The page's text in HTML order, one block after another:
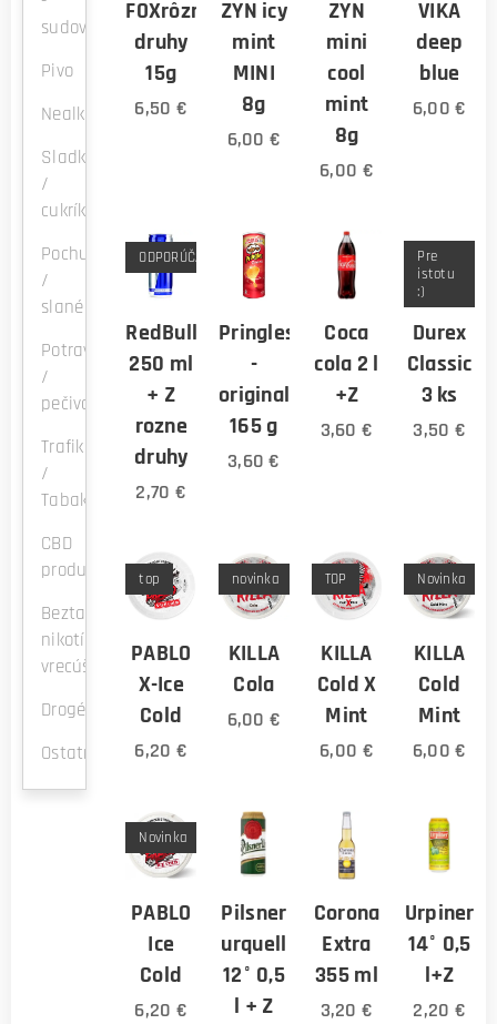
sudové
Pivo
Nealko
Sladkosti
/
cukríky
Pochutiny
/
slané
Potraviny
/
pečivo
Trafika
/
Tabak
CBD
produkty
Beztabakové
nikotínové
vrecúška
Drogéria
Ostatné
FOXrôzne
druhy
15g
6,50 €
ZYN icy
mint
MINI
8g
6,00 €
ZYN
mini
cool
mint
8g
6,00 €
VIKA
deep
blue
6,00 €
RedBull
250 ml
+ Z
rozne
druhy
ODPORÚČAME
2,70 €
Pringles
-
original
165 g
3,60 €
Coca
cola 2 l
+Z
3,60 €
Durex
Classic
3 ks
Pre
istotu
:)
3,50 €
PABLO
X-Ice
Cold
top
6,20 €
KILLA
Cola
novinka
6,00 €
KILLA
Cold X
Mint
TOP
6,00 €
KILLA
Cold
Mint
Novinka
6,00 €
PABLO
Ice
Cold
Novinka
6,20 €
Pilsner
urquell
12° 0,5
l + Z
Corona
Extra
355 ml
3,20 €
Urpiner
14° 0,5
l+Z
2,20 €